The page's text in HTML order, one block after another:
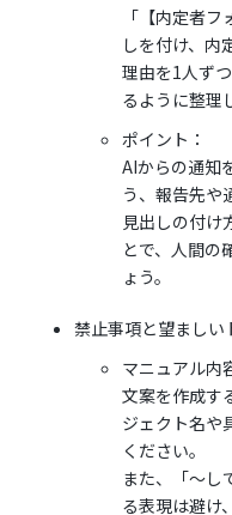
「【内定者
しを付け、内
理由を1人ず
るように整理
ポイント：
AIからの通知
う、報告先や
見出しの付け
とで、人間の
ょう。
禁止事項と望ましい
マニュアル内
文案を作成す
ジェクト名や
ください。
また、「〜し
る表現は避け